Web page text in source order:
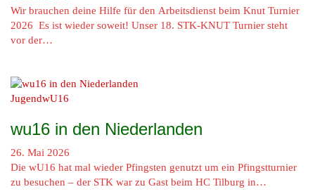
Wir brauchen deine Hilfe für den Arbeitsdienst beim Knut Turnier
2026 Es ist wieder soweit! Unser 18. STK-KNUT Turnier steht
vor der…
JugendwU16
wu16 in den Niederlanden
26. Mai 2026
Die wU16 hat mal wieder Pfingsten genutzt um ein Pfingstturnier
zu besuchen – der STK war zu Gast beim HC Tilburg in…